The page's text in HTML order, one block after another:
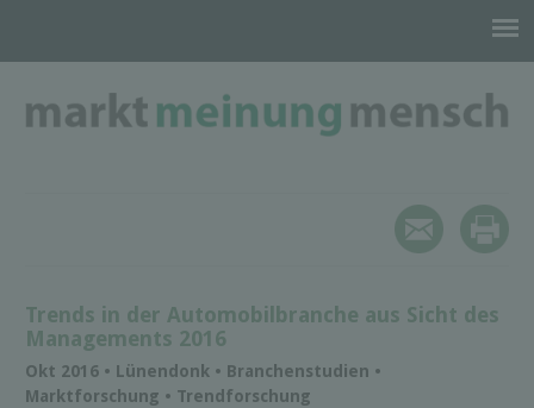
Trends in der Automobilbranche aus Sicht des
Managements 2016
Okt 2016 • Lünendonk • Branchenstudien •
Marktforschung • Trendforschung